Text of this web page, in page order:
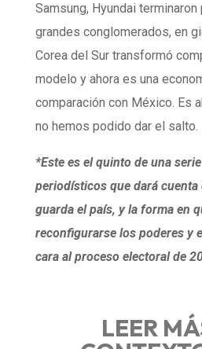
Samsung, Hyundai
grandes conglomerados, en
Corea del Sur transformó
modelo y ahora es una
comparación con México. Es
no hemos podido dar el salto.
*Este es el quinto de una
periodísticos que dará
guarda el país, y la forma en
reconfigurarse los poderes y
cara al proceso electoral de
LEER